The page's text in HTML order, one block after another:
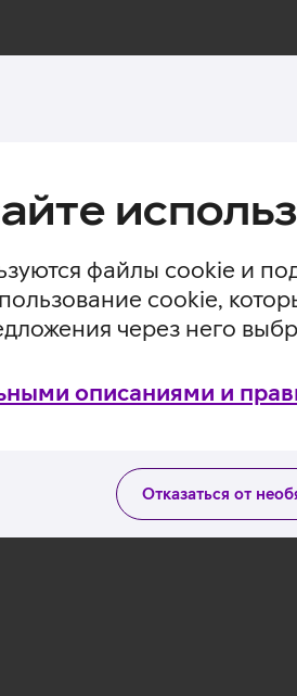
файлы cookie и
cookie,
через него
описаниями и
Отказаться от